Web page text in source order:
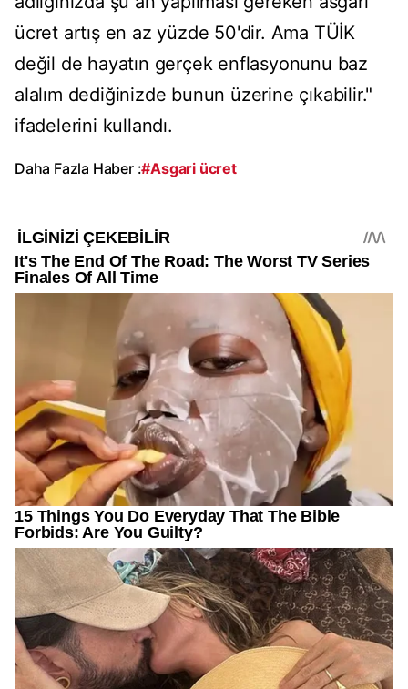
ücret artış en az yüzde 50'dir. Ama TÜİK
değil de hayatın gerçek enflasyonunu baz
alalım dediğinizde bunun üzerine çıkabilir."
ifadelerini kullandı.
Daha Fazla Haber :#Asgari ücret